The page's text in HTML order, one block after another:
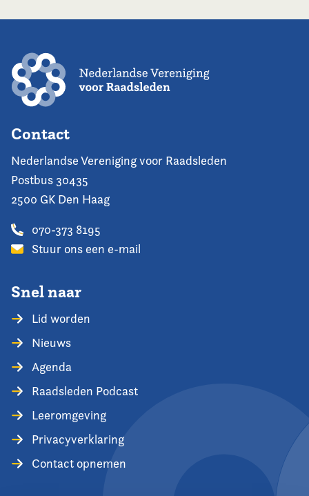
Contact
Nederlandse Vereniging voor Raadsleden
Postbus 30435
2500 GK Den Haag
070-373 8195
Stuur ons een e-mail
Snel naar
Lid worden
Nieuws
Agenda
Raadsleden Podcast
Leeromgeving
Privacyverklaring
Contact opnemen